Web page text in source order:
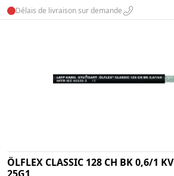
Délais de livraison sur demande
ÖLFLEX CLASSIC 128 CH BK 0,6/1 KV
25G1